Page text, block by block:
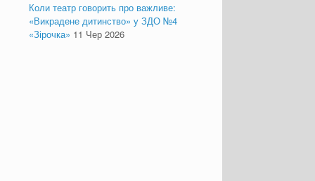
Коли театр говорить про важливе:
«Викрадене дитинство» у ЗДО №4
«Зірочка» 11 Чер 2026